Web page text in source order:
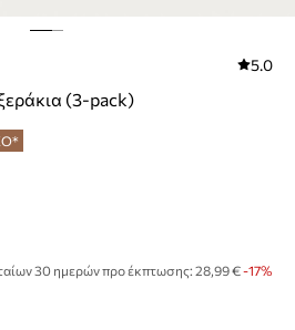
5.0
(3-pack)
30 ημερών προ έκπτωσης: 28,99 € -17%